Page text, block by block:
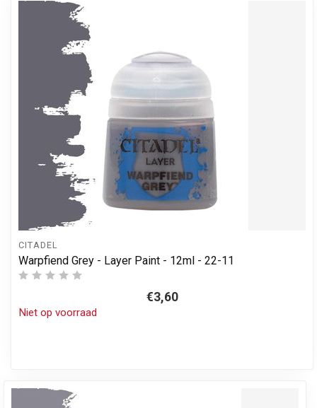
CITADEL
Warpfiend Grey - Layer Paint - 12ml - 22-11
€3,60
Niet op voorraad